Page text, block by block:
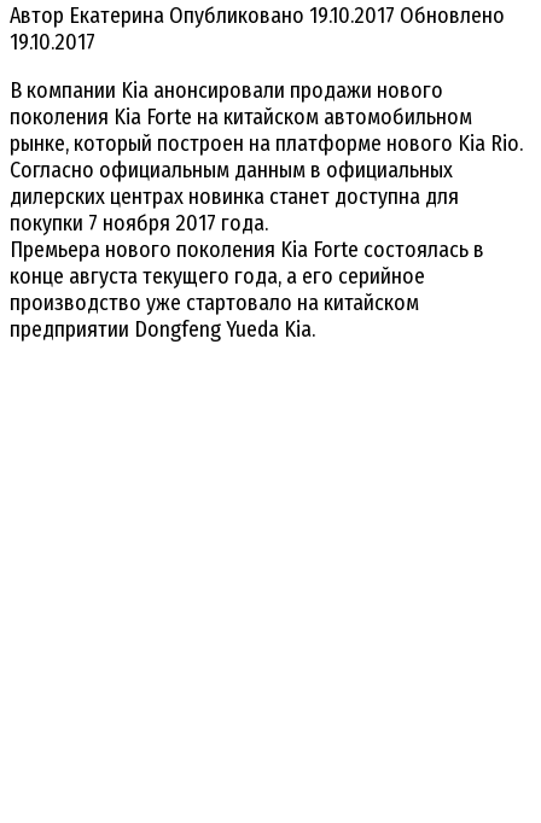
Автор Екатерина Опубликовано 19.10.2017 Обновлено
19.10.2017
В компании Kia анонсировали продажи нового
поколения Kia Forte на китайском автомобильном
рынке, который построен на платформе нового Kia Rio.
Согласно официальным данным в официальных
дилерских центрах новинка станет доступна для
покупки 7 ноября 2017 года.
Премьера нового поколения Kia Forte состоялась в
конце августа текущего года, а его серийное
производство уже стартовало на китайском
предприятии Dongfeng Yueda Kia.